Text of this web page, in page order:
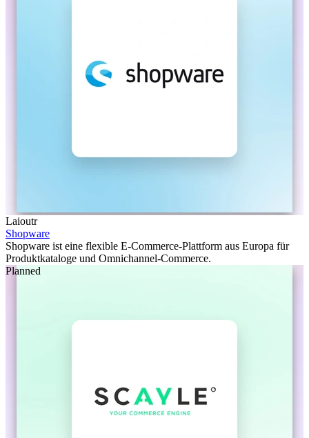
Laioutr
Shopware
Shopware ist eine flexible E-Commerce-Plattform aus Europa für
Produktkataloge und Omnichannel-Commerce.
Planned